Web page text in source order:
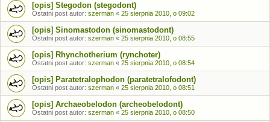
[opis] Stegodon (stegodont)
Ostatni post autor: szerman « 25 sierpnia 2010, o 09:02
[opis] Sinomastodon (sinomastodont)
Ostatni post autor: szerman « 25 sierpnia 2010, o 08:55
[opis] Rhynchotherium (rynchoter)
Ostatni post autor: szerman « 25 sierpnia 2010, o 08:54
[opis] Paratetralophodon (paratetralofodont)
Ostatni post autor: szerman « 25 sierpnia 2010, o 08:51
[opis] Archaeobelodon (archeobelodont)
Ostatni post autor: szerman « 25 sierpnia 2010, o 08:50